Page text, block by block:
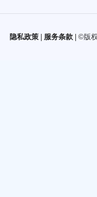
隐私政策| 服务条款| ©版